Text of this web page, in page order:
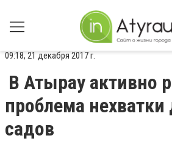
09:18, 21 декабря 2017 г.
В Атырау активно
проблема нехватки
садов